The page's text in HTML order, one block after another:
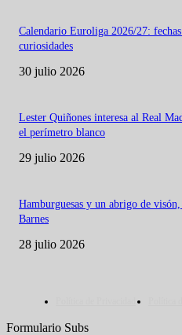
Calendario Euroliga 2026/27:
curiosidades
30 julio 2026
Lester Quiñones interesa al Real
el perímetro blanco
29 julio 2026
Hamburguesas y un abrigo de
Barnes
28 julio 2026
Formulario Subs